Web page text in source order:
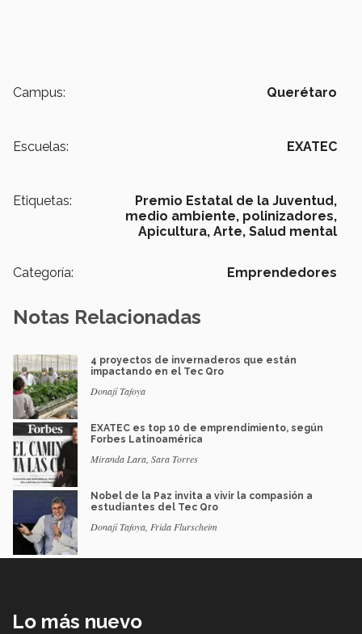
Campus: Querétaro
Escuelas: EXATEC
Etiquetas:
Premio Estatal de la Juventud,
medio ambiente, polinizadores,
Apicultura, Arte, Salud mental
Categoría: Emprendedores
Notas Relacionadas
4 proyectos de invernaderos que están
impactando en el Tec Qro
Donají Tafoya
EXATEC es top 10 de emprendimiento, según
Forbes Latinoamérica
Miranda Lara, Sara Torres
Nobel de la Paz invita a vivir la compasión a
estudiantes del Tec Qro
Donají Tafoya, Frida Flurscheim
Lo más nuevo